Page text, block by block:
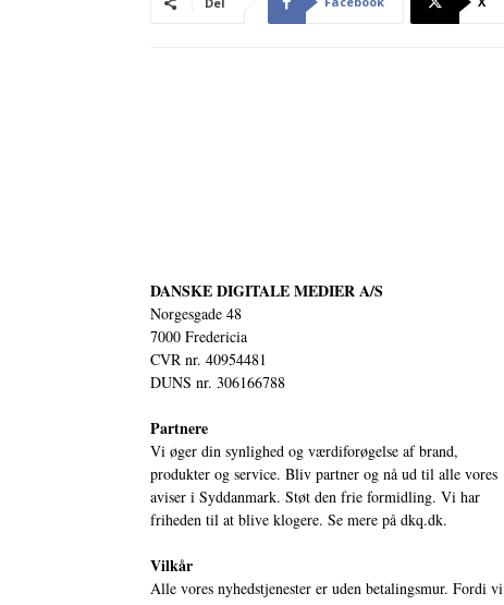
DANSKE DIGITALE MEDIER A/S
Norgesgade 48
7000 Fredericia
CVR nr. 40954481
DUNS nr. 306166788
Partnere
Vi øger din synlighed og værdiforøgelse af brand,
produkter og service. Bliv partner og nå ud til alle vores
aviser i Syddanmark. Støt den frie formidling. Vi har
friheden til at blive klogere. Se mere på dkq.dk.
Vilkår
Alle vores nyhedstjenester er uden betalingsmur. Fordi vi